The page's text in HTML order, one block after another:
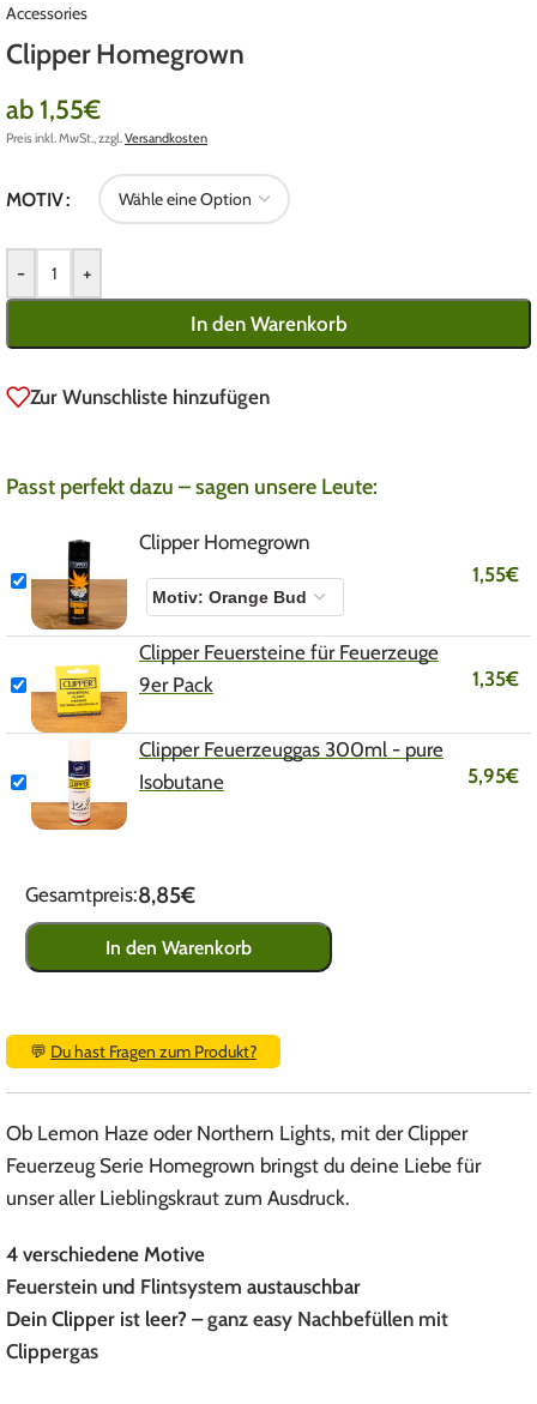
Accessories
Clipper Homegrown
ab 1,55€
Preis inkl. MwSt., zzgl.Versandkosten
MOTIV
- +
In den Warenkorb
Zur Wunschliste hinzufügen
Passt perfekt dazu – sagen unsere Leute:
Clipper Homegrown
1,55€
Clipper Feuersteine für Feuerzeuge
9er Pack
1,35€
Clipper Feuerzeuggas 300ml - pure
Isobutane
5,95€
Gesamtpreis:8,85€
In den Warenkorb
💬 Du hast Fragen zum Produkt?
Ob Lemon Haze oder Northern Lights, mit der Clipper
Feuerzeug Serie Homegrown bringst du deine Liebe für
unser aller Lieblingskraut zum Ausdruck.
4 verschiedene Motive
Feuerstein und Flintsystem austauschbar
Dein Clipper ist leer? –ganz easy Nachbefüllen mit
Clippergas